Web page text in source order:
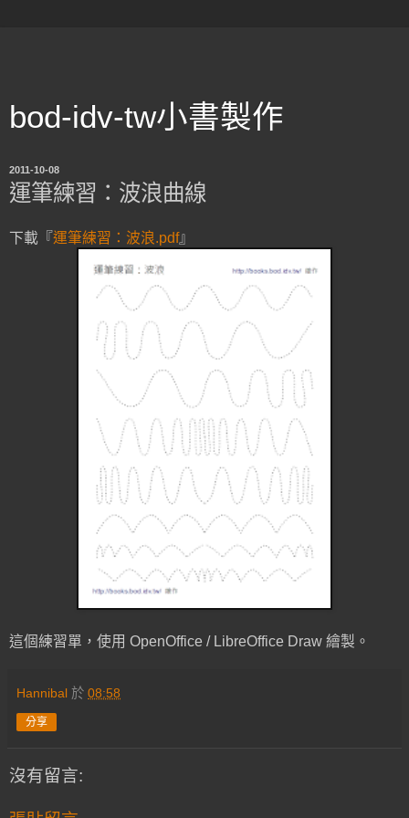
bod-idv-tw小書製作
2011-10-08
運筆練習：波浪曲線
下載『運筆練習：波浪.pdf』
這個練習單，使用 OpenOffice / LibreOffice Draw 繪製。
Hannibal 於 08:58
分享
沒有留言: